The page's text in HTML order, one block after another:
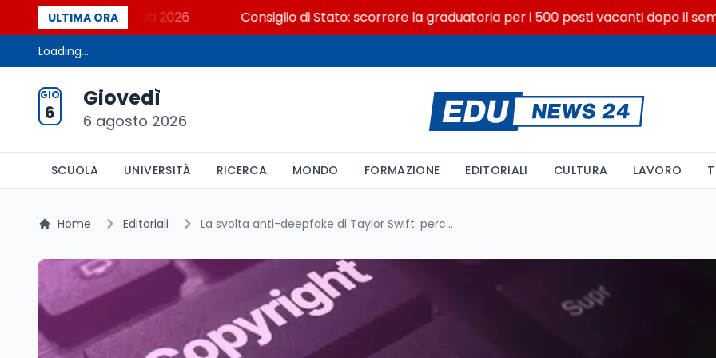
ULTIMA ORA
dicono i dati 2026 Consiglio di Stato: scorrere la graduatoria per i 500 posti vacanti dopo il
Loading...
GIO
6
Giovedì
6 agosto 2026
SCUOLA UNIVERSITÀ RICERCA MONDO FORMAZIONE EDITORIALI CULTURA LAVORO
Home Editoriali La svolta anti-deepfake di Taylor Swift: perché ha registrato la sua stessa voce